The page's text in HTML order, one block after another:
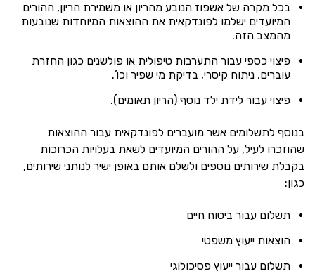
בכל מקרה של אשפוז הנובע מהריון או משמירת הריון, ההורים
המיועדים ישלמו לפונדקאית את ההוצאות המיוחדות שנובעות
מהמצב הזה.
פיצוי כספי עבור התערבות טיפולית או פולשנים כגון החזרת
עוברים, ניתוח קיסרי, בדיקת מי שפיר וכו’.
פיצוי עבור לידת ילד נוסף (הריון תאומים).
בנוסף לתשלומים אשר מועברים לפונדקאית עבור ההוצאות
שהוזכרו לעיל, על ההורים המיועדים לשאת בעלויות הכרוכות
בקבלת שירותים נוספים ולשלם אותם באופן ישיר לנותני שירותים,
כגון:
תשלום עבור ביטוח חיים
הוצאות ייעוץ משפטי
תשלום עבור ייעוץ פסיכולוגי